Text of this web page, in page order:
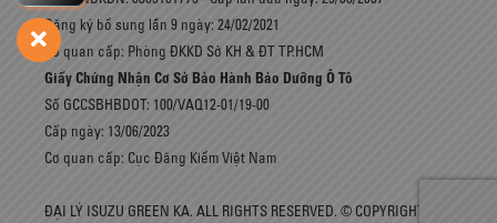
Đăng ký bổ sung lần 9 ngày: 24/02/2021
Cơ quan cấp: Phòng ĐKKD Sở KH & ĐT TP.HCM
Giấy Chứng Nhận Cơ Sở Bảo Hành Bảo Dưỡng Ô Tô
Số GCCSBHBDOT: 100/VAQ12-01/19-00
Cấp ngày: 13/06/2023
Cơ quan cấp: Cục Đăng Kiểm Việt Nam
ĐẠI LÝ ISUZU GREEN KA. ALL RIGHTS RESERVED. © COPYRIGHT